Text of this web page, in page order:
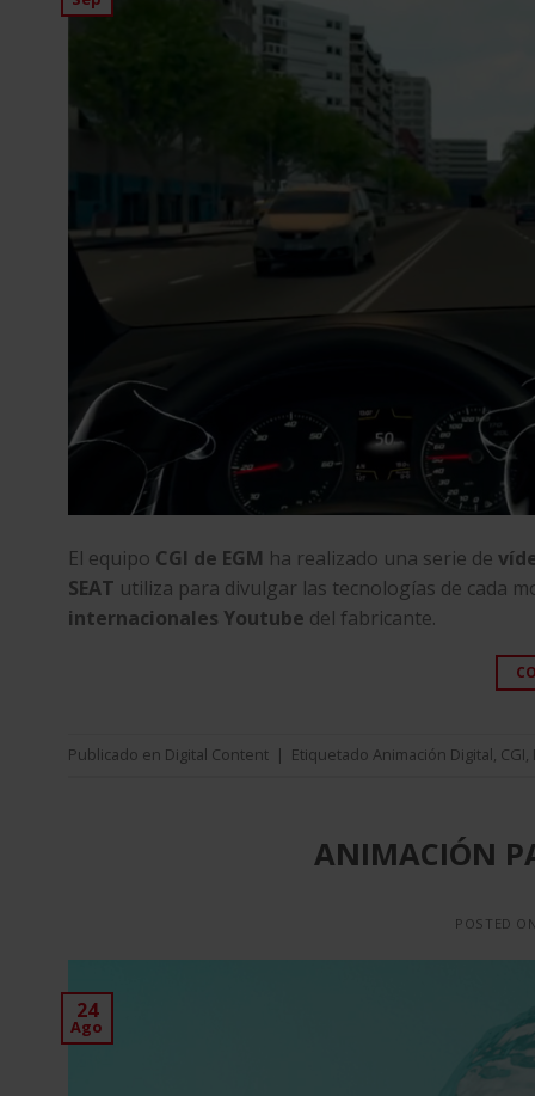
El equipo CGI de EGM ha realizado una serie de
SEAT utiliza para divulgar las tecnologías de cada
internacionales Youtube del fabricante.
Publicado en Digital Content | Etiquetado Animación Digital, CGI,
ANIMACIÓN
POSTED ON
24
Ago